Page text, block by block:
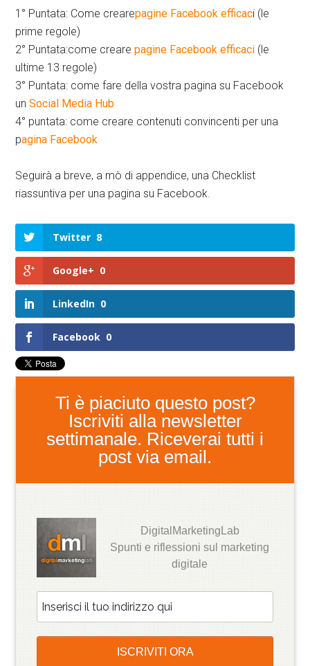
1° Puntata: Come crearepagine Facebook efficaci (le
prime regole)
2° Puntata:come crearepagine Facebook efficaci (le
ultime 13 regole)
3° Puntata: come fare della vostra pagina su Facebook
unSocial Media Hub
4° puntata: come creare contenuti convincenti per una
pagina Facebook
Seguirà a breve, a mò di appendice, una Checklist
riassuntiva per una pagina su Facebook.
Twitter 8
Google+ 0
LinkedIn 0
Facebook 0
Ti è piaciuto questo post?
Iscriviti alla newsletter
settimanale. Riceverai tutti i
post via email.
DigitalMarketingLab
Spunti e riflessioni sul marketing
digitale